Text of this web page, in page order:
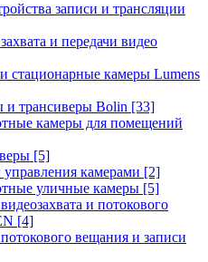
записи и трансляции
и передачи видео
стационарные камеры Lumens
и трансиверы Bolin [33]
камеры для помещений
[5]
камерами [2]
уличные камеры [5]
и потокового
[4]
вещания и записи